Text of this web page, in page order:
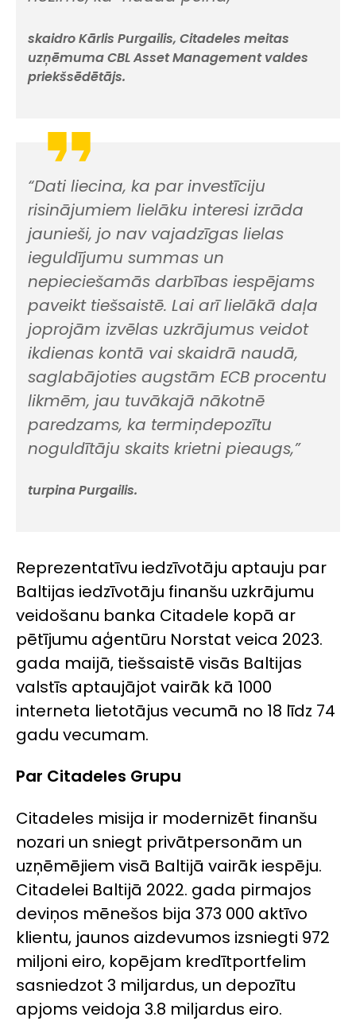
skaidro Kārlis Purgailis, Citadeles meitas
uzņēmuma CBL Asset Management valdes
priekšsēdētājs.
“Dati liecina, ka par investīciju
risinājumiem lielāku interesi izrāda
jaunieši, jo nav vajadzīgas lielas
ieguldījumu summas un
nepieciešamās darbības iespējams
paveikt tiešsaistē. Lai arī lielākā daļa
joprojām izvēlas uzkrājumus veidot
ikdienas kontā vai skaidrā naudā,
saglabājoties augstām ECB procentu
likmēm, jau tuvākajā nākotnē
paredzams, ka termiņdepozītu
noguldītāju skaits krietni pieaugs,”
turpina Purgailis.
Reprezentatīvu iedzīvotāju aptauju par
Baltijas iedzīvotāju finanšu uzkrājumu
veidošanu banka Citadele kopā ar
pētījumu aģentūru Norstat veica 2023.
gada maijā, tiešsaistē visās Baltijas
valstīs aptaujājot vairāk kā 1000
interneta lietotājus vecumā no 18 līdz 74
gadu vecumam.
Par Citadeles Grupu
Citadeles misija ir modernizēt finanšu
nozari un sniegt privātpersonām un
uzņēmējiem visā Baltijā vairāk iespēju.
Citadelei Baltijā 2022. gada pirmajos
deviņos mēnešos bija 373 000 aktīvo
klientu, jaunos aizdevumos izsniegti 972
miljoni eiro, kopējam kredītportfelim
sasniedzot 3 miljardus, un depozītu
apjoms veidoja 3.8 miljardus eiro.